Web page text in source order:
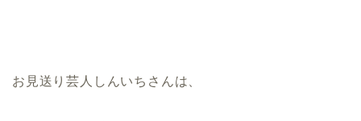
お見送り芸人しんいちさんは、